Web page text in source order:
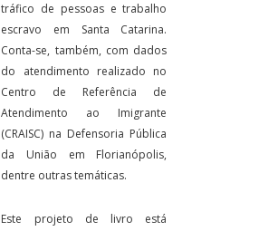
tráfico de pessoas e trabalho
escravo em Santa Catarina.
Conta-se, também, com dados
do atendimento realizado no
Centro de Referência de
Atendimento ao Imigrante
(CRAISC) na Defensoria Pública
da União em Florianópolis,
dentre outras temáticas.
Este projeto de livro está